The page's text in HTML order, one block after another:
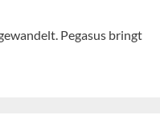
Pegasus bringt